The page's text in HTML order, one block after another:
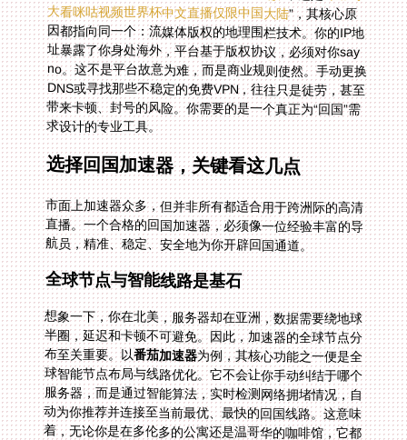
大看咪咕视频世界杯中文直播仅限中国大陆”，其核心原
因都指向同一个：流媒体版权的地理围栏技术。你的IP地
址暴露了你身处海外，平台基于版权协议，必须对你say
no。这不是平台故意为难，而是商业规则使然。手动更换
DNS或寻找那些不稳定的免费VPN，往往只是徒劳，甚至
带来卡顿、封号的风险。你需要的是一个真正为“回国”需
求设计的专业工具。
选择回国加速器，关键看这几点
市面上加速器众多，但并非所有都适合用于跨洲际的高清
直播。一个合格的回国加速器，必须像一位经验丰富的导
航员，精准、稳定、安全地为你开辟回国通道。
全球节点与智能线路是基石
想象一下，你在北美，服务器却在亚洲，数据需要绕地球
半圈，延迟和卡顿不可避免。因此，加速器的全球节点分
布至关重要。以番茄加速器为例，其核心功能之一便是全
球智能节点布局与线路优化。它不会让你手动纠结于哪个
服务器，而是通过智能算法，实时检测网络拥堵情况，自
动为你推荐并连接至当前最优、最快的回国线路。这意味
着，无论你是在多伦多的公寓还是温哥华的咖啡馆，它都